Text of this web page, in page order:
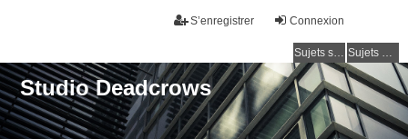
Connexion
S’enregistrer
Sujets sans réponse Sujets actifs
Studio Deadcrows